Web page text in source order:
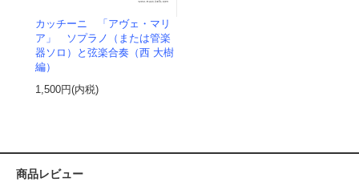
カッチーニ 「アヴェ・マリ
ア」 ソプラノ（または管楽
器ソロ）と弦楽合奏（西 大樹
編）
1,500円(内税)
商品レビュー